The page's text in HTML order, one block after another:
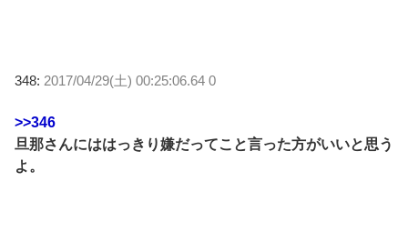
348: 2017/04/29(土) 00:25:06.64 0
>>346
旦那さんにははっきり嫌だってこと言った方がいいと思う
よ。